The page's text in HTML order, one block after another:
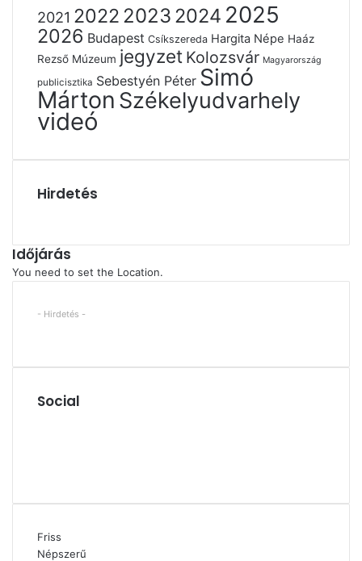
2021 2022 2023 2024 2025
2026 Budapest Csíkszereda Hargita Népe Haáz
Rezső Múzeum jegyzet Kolozsvár Magyarország
publicisztika Sebestyén Péter Simó
Márton Székelyudvarhely
videó
Hirdetés
Időjárás
You need to set the Location.
- Hirdetés -
Social
Friss
Népszerű